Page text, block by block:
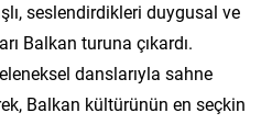
seslendirdikleri duygusal ve
Balkan turuna çıkardı.
danslarıyla sahne
Balkan kültürünün en seçkin